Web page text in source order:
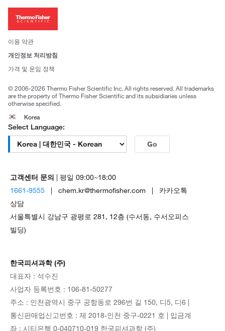
투자자
사회적 책임
브랜드
이용 약관
개인정보 처리방침
가격 및 운임 정책
© 2006-2026 Thermo Fisher Scientific Inc. All rights reserved. All trademarks
are the property of Thermo Fisher Scientific and its subsidiaries unless
otherwise specified.
Korea
Select Language:
Go
고객센터 문의 | 평일 09:00~18:00
1661-9555 | chem.kr@thermofisher.com | 카카오톡
상담
서울특별시 강남구 광평로 281, 12층 (수서동, 수서오피스
빌딩)
한국피셔과학 (주)
대표자 : 석수진
사업자 등록번호 : 106-81-50277
주소 : 인천광역시 중구 공항동로 296번 길 150, 디5, 디6 |
통신판매업신고번호 : 제 2018-인천 중구-0221 호 | 입금계
좌 : 시티은행 0-040710-019 한국피셔과학 (주)